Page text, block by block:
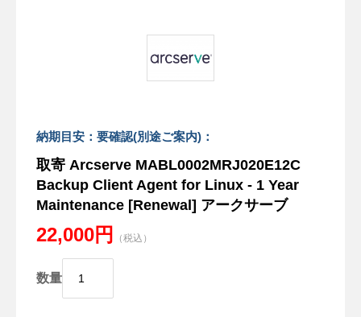
納期目安：要確認(別途ご案内)：
取寄 Arcserve MABL0002MRJ020E12C
Backup Client Agent for Linux - 1 Year
Maintenance [Renewal] アークサーブ
22,000円 （税込）
数量